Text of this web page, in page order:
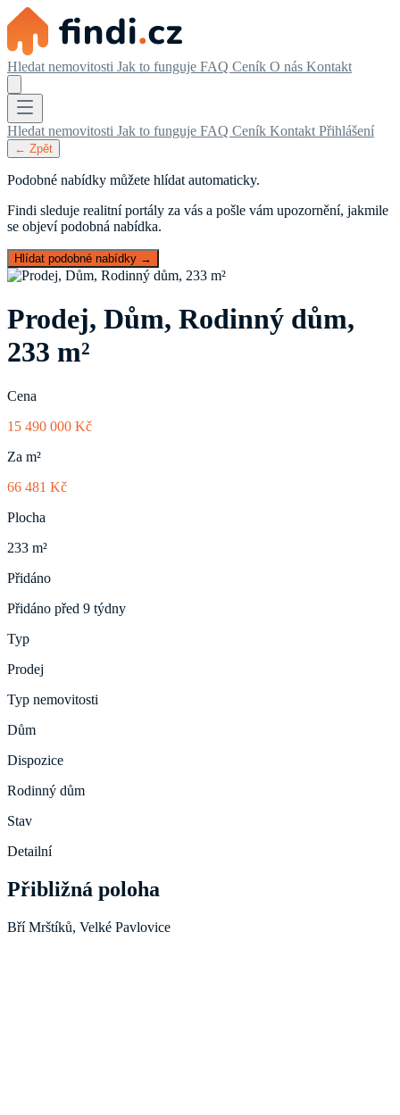
Hledat nemovitosti Jak to funguje FAQ Ceník O nás Kontakt
Hledat nemovitosti Jak to funguje FAQ Ceník Kontakt Přihlášení
← Zpět
Podobné nabídky můžete hlídat automaticky.
Findi sleduje realitní portály za vás a pošle vám upozornění, jakmile
se objeví podobná nabídka.
Hlídat podobné nabídky →
Prodej, Dům, Rodinný dům,
233 m²
Cena
15 490 000 Kč
Za m²
66 481 Kč
Plocha
233 m²
Přidáno
Přidáno před 9 týdny
Typ
Prodej
Typ nemovitosti
Dům
Dispozice
Rodinný dům
Stav
Detailní
Přibližná poloha
Bří Mrštíků, Velké Pavlovice